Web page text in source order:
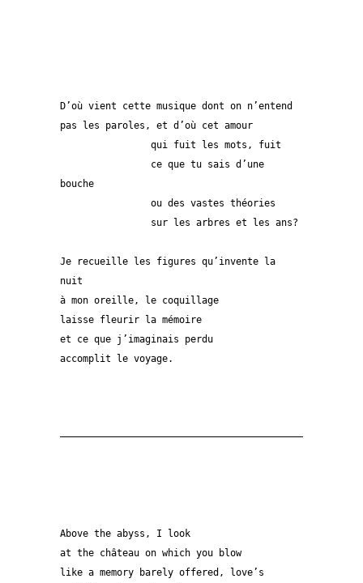
D’où vient cette musique dont on n’entend
pas les paroles, et d’où cet amour
		qui fuit les mots, fuit
bouche
		ou des vastes théories
		sur les arbres et les ans?
Je recueille les figures qu’invente la
nuit
à mon oreille, le coquillage
laisse fleurir la mémoire
et ce que j’imaginais perdu
accomplit le voyage.
——————————————————————————————————————————————
Above the abyss, I look
at the château on which you blow
like a memory barely offered, love’s